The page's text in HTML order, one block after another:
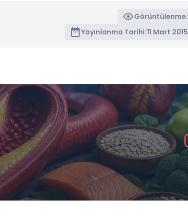
Görüntülenme:
Yayınlanma Tarihi:11 Mart 2015